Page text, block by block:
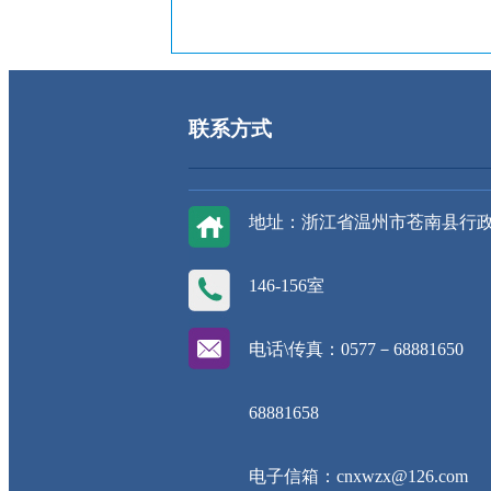
联系方式
地址：浙江省温州市苍南县行
146-156室
电话\传真：0577－68881650
68881658
电子信箱：cnxwzx@126.com